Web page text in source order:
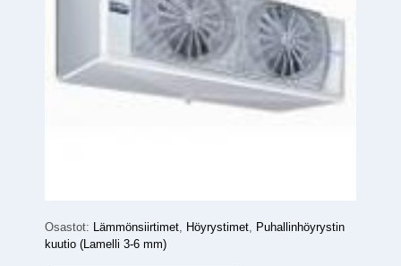
Osastot: Lämmönsiirtimet, Höyrystimet, Puhallinhöyrystin
kuutio (Lamelli 3-6 mm)